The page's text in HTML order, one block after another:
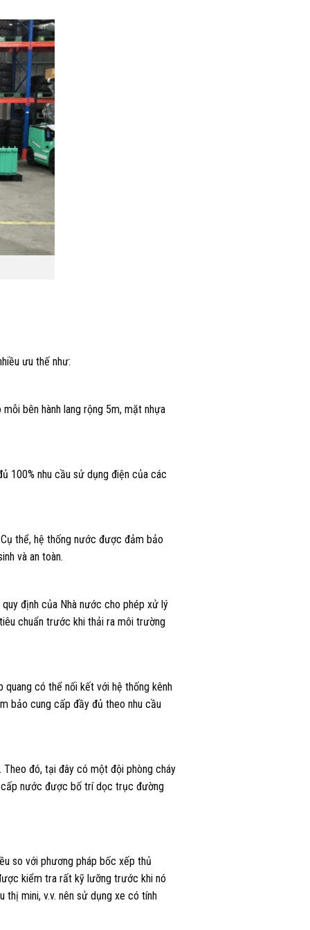
ưu thế như:
bên hành lang rộng 5m, mặt nhựa
100% nhu cầu sử dụng điện của các
thể, hệ thống nước được đảm bảo
và an toàn.
định của Nhà nước cho phép xử lý
chuẩn trước khi thải ra môi trường
quang có thể nối kết với hệ thống kênh
bảo cung cấp đầy đủ theo nhu cầu
đó, tại đây có một đội phòng cháy
cấp nước được bố trí dọc trục đường
so với phương pháp bốc xếp thủ
kiểm tra rất kỹ lưỡng trước khi nó
thị mini, v.v. nên sử dụng xe có tính